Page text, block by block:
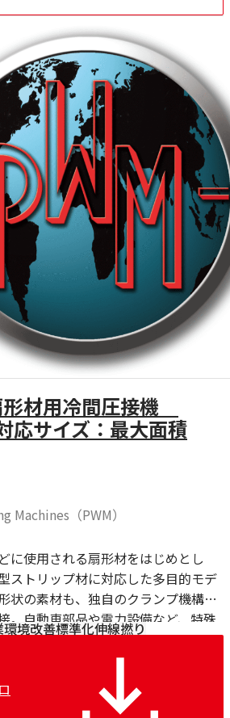
材用冷間圧接機
サイズ：最大面積
Machines（PWM）
に使用される扇形材をはじめとし
ストリップ材に対応した多目的モデ
状の素材も、独自のクランプ機構で
。自動車部品や電力設備など、特殊
る分野で、代替えの効かない高い技
殊用途の製造ラインを支えます。
環境改善標準化伸線撚り